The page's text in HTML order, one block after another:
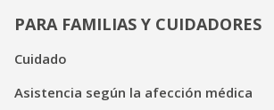
PARA FAMILIAS Y CUIDADORES
Cuidado
Asistencia según la afección médica